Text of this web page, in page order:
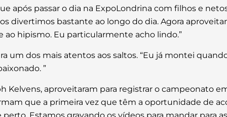
após passar o dia na ExpoLondrina com filhos e
divertimos bastante ao longo do dia. Agora
hipismo. Eu particularmente acho lindo.”
um dos mais atentos aos saltos. “Eu já montei
”
Kelvens, aproveitaram para registrar o campeonato
que a primeira vez que têm a oportunidade de